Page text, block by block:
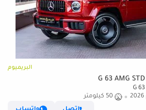
البريميوم
2026
50 كيلومتر